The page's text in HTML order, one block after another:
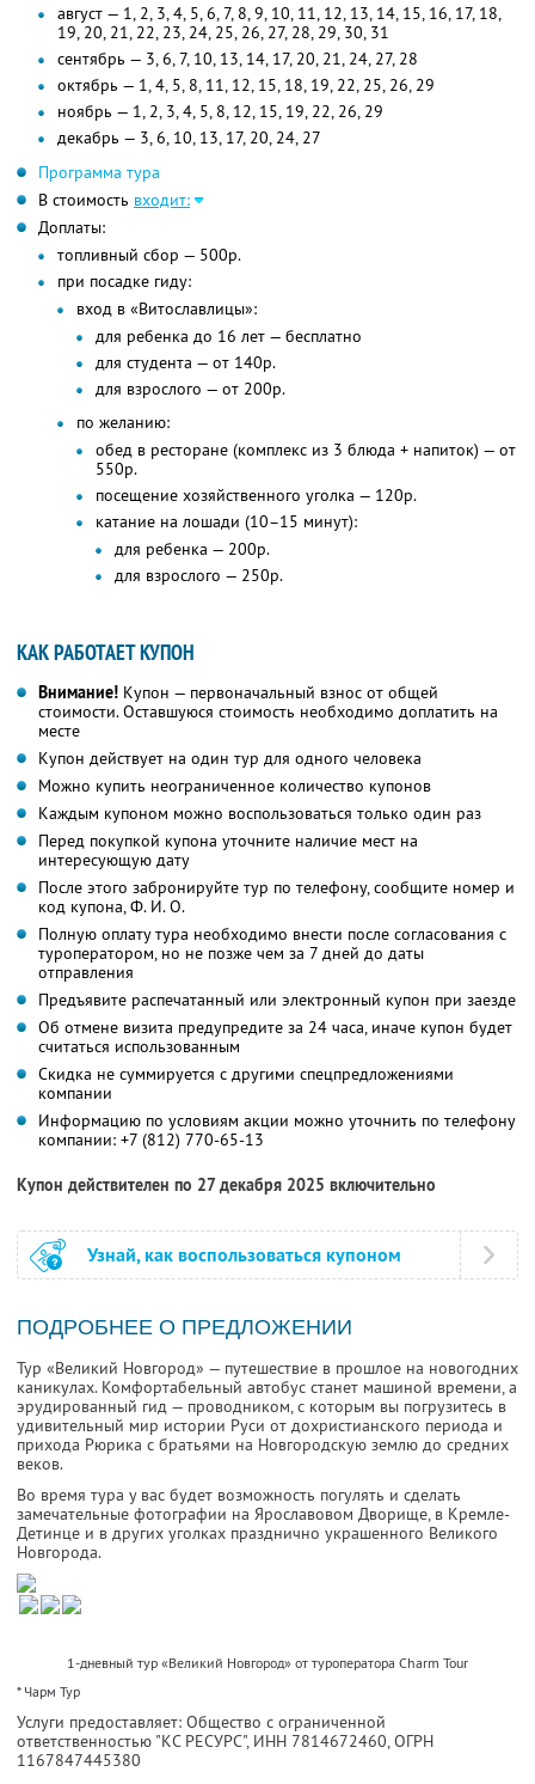
август — 1, 2, 3, 4, 5, 6, 7, 8, 9, 10, 11, 12, 13, 14, 15, 16, 17, 18,
19, 20, 21, 22, 23, 24, 25, 26, 27, 28, 29, 30, 31
сентябрь — 3, 6, 7, 10, 13, 14, 17, 20, 21, 24, 27, 28
октябрь — 1, 4, 5, 8, 11, 12, 15, 18, 19, 22, 25, 26, 29
ноябрь — 1, 2, 3, 4, 5, 8, 12, 15, 19, 22, 26, 29
декабрь — 3, 6, 10, 13, 17, 20, 24, 27
Программа тура
В стоимость входит:
Доплаты:
топливный сбор — 500р.
при посадке гиду:
вход в «Витославлицы»:
для ребенка до 16 лет — бесплатно
для студента — от 140р.
для взрослого — от 200р.
по желанию:
обед в ресторане (комплекс из 3 блюда + напиток) — от
550р.
посещение хозяйственного уголка — 120р.
катание на лошади (10–15 минут):
для ребенка — 200р.
для взрослого — 250р.
КАК РАБОТАЕТ КУПОН
Внимание! Купон — первоначальный взнос от общей
стоимости. Оставшуюся стоимость необходимо доплатить на
месте
Купон действует на один тур для одного человека
Можно купить неограниченное количество купонов
Каждым купоном можно воспользоваться только один раз
Перед покупкой купона уточните наличие мест на
интересующую дату
После этого забронируйте тур по телефону, сообщите номер и
код купона,Ф. И. О.
Полную оплату тура необходимо внести после согласования с
туроператором, но не позже чем за 7 дней до даты
отправления
Предъявите распечатанный или электронный купон при заезде
Об отмене визита предупредите за 24 часа, иначе купон будет
считаться использованным
Скидка не суммируется с другими спецпредложениями
компании
Информацию по условиям акции можно уточнить по телефону
компании: +7 (812) 770-65-13
Купон действителен по 27 декабря 2025 включительно
Узнай, как воспользоваться купоном
ПОДРОБНЕЕ О ПРЕДЛОЖЕНИИ
Тур «Великий Новгород» — путешествие в прошлое на новогодних
каникулах. Комфортабельный автобус станет машиной времени, а
эрудированный гид — проводником, с которым вы погрузитесь в
удивительный мир истории Руси от дохристианского периода и
прихода Рюрика с братьями на Новгородскую землю до средних
веков.
Во время тура у вас будет возможность погулять и сделать
замечательные фотографии на Ярославовом Дворище, в Кремле-
Детинце и в других уголках празднично украшенного Великого
Новгорода.
1-дневный тур «Великий Новгород» от туроператора Charm Tour
* Чарм Тур
Услуги предоставляет: Общество с ограниченной
ответственностью "КС РЕСУРС", ИНН 7814672460, ОГРН
1167847445380